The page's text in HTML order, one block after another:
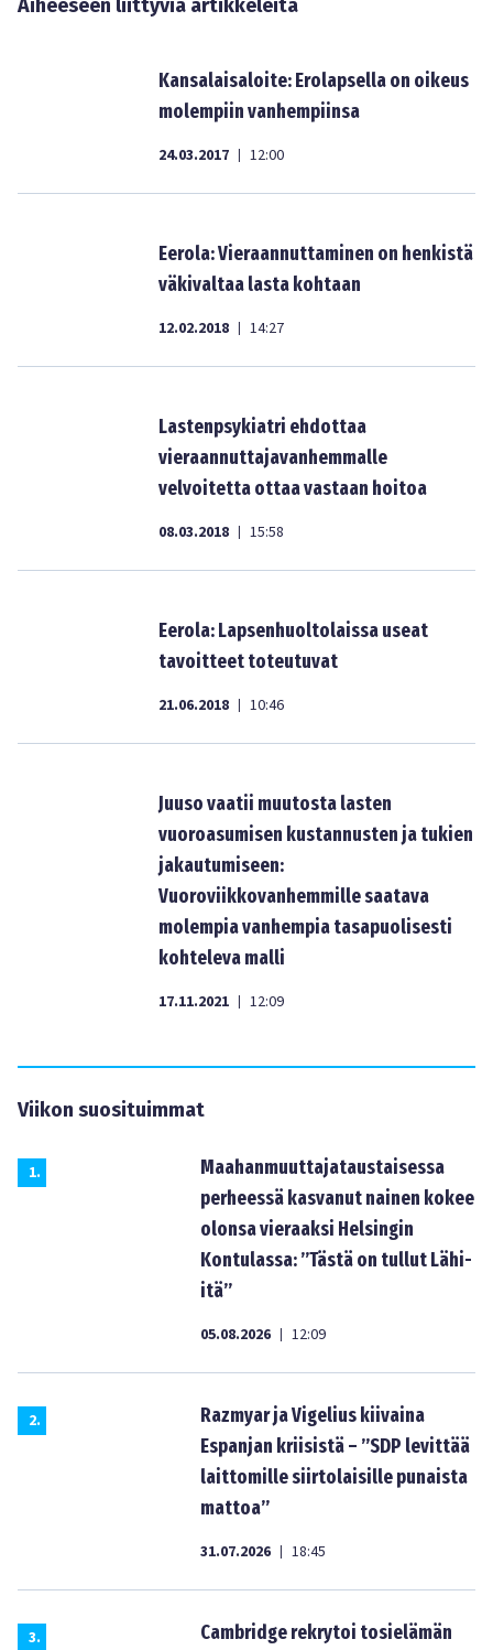
Aiheeseen liittyviä artikkeleita
Kansalaisaloite: Erolapsella on oikeus
molempiin vanhempiinsa
24.03.2017 | 12:00
Eerola: Vieraannuttaminen on henkistä
väkivaltaa lasta kohtaan
12.02.2018 | 14:27
Lastenpsykiatri ehdottaa
vieraannuttajavanhemmalle
velvoitetta ottaa vastaan hoitoa
08.03.2018 | 15:58
Eerola: Lapsenhuoltolaissa useat
tavoitteet toteutuvat
21.06.2018 | 10:46
Juuso vaatii muutosta lasten
vuoroasumisen kustannusten ja tukien
jakautumiseen:
Vuoroviikkovanhemmille saatava
molempia vanhempia tasapuolisesti
kohteleva malli
17.11.2021 | 12:09
Viikon suosituimmat
1.
Maahanmuuttajataustaisessa
perheessä kasvanut nainen kokee
olonsa vieraaksi Helsingin
Kontulassa: ”Tästä on tullut Lähi-
itä”
05.08.2026 | 12:09
2.
Razmyar ja Vigelius kiivaina
Espanjan kriisistä – ”SDP levittää
laittomille siirtolaisille punaista
mattoa”
31.07.2026 | 18:45
3.
Cambridge rekrytoi tosielämän